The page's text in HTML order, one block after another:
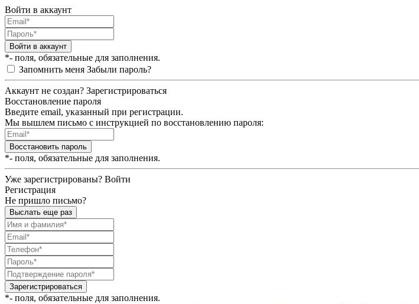
Войти в аккаунт
Войти в аккаунт
*- поля, обязательные для заполнения.
Запомнить меня Забыли пароль?
Аккаунт не создан? Зарегистрироваться
Восстановление пароля
Введите email, указанный при регистрации.
Мы вышлем письмо с инструкцией по восстановлению пароля:
Восстановить пароль
*- поля, обязательные для заполнения.
Уже зарегистрированы? Войти
Регистрация
Не пришло письмо?
Выслать еще раз
Зарегистрироваться
*- поля, обязательные для заполнения.